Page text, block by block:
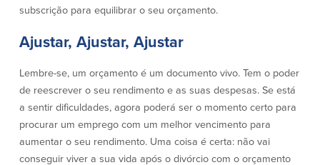
Segurança
Segurança
cliente para a segurança da Internet
em casa
Recursos
Comunidade
subscrição para equilibrar o seu orçamento.
Ajustar, Ajustar, Ajustar
Lembre-se, um orçamento é um documento vivo. Tem o poder
de reescrever o seu rendimento e as suas despesas. Se está
a sentir dificuldades, agora poderá ser o momento certo para
procurar um emprego com um melhor vencimento para
aumentar o seu rendimento. Uma coisa é certa: não vai
conseguir viver a sua vida após o divórcio com o orçamento